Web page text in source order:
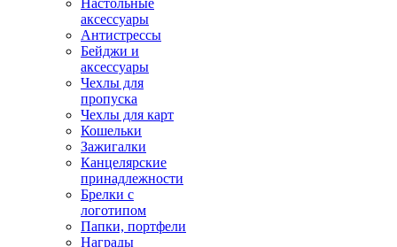
Настольные
аксессуары
Антистрессы
Бейджи и
аксессуары
Чехлы для
пропуска
Чехлы для карт
Кошельки
Зажигалки
Канцелярские
принадлежности
Брелки с
логотипом
Папки, портфели
Награды